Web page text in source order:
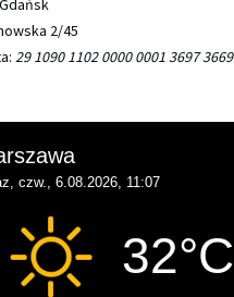
2/45
29 1090 1102 0000 0001 3697 3669